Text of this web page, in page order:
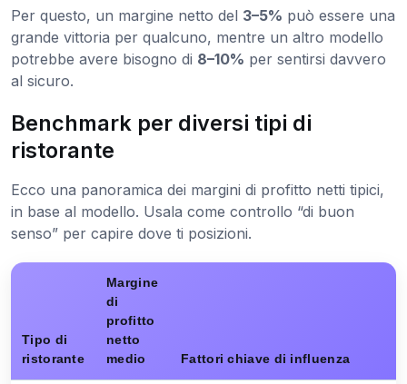
Per questo, un margine netto del 3–5% può essere una
grande vittoria per qualcuno, mentre un altro modello
potrebbe avere bisogno di 8–10% per sentirsi davvero
al sicuro.
Benchmark per diversi tipi di
ristorante
Ecco una panoramica dei margini di profitto netti tipici,
in base al modello. Usala come controllo “di buon
senso” per capire dove ti posizioni.
Tipo di
ristorante
Margine
di
profitto
netto
medio
Fattori chiave di influenza